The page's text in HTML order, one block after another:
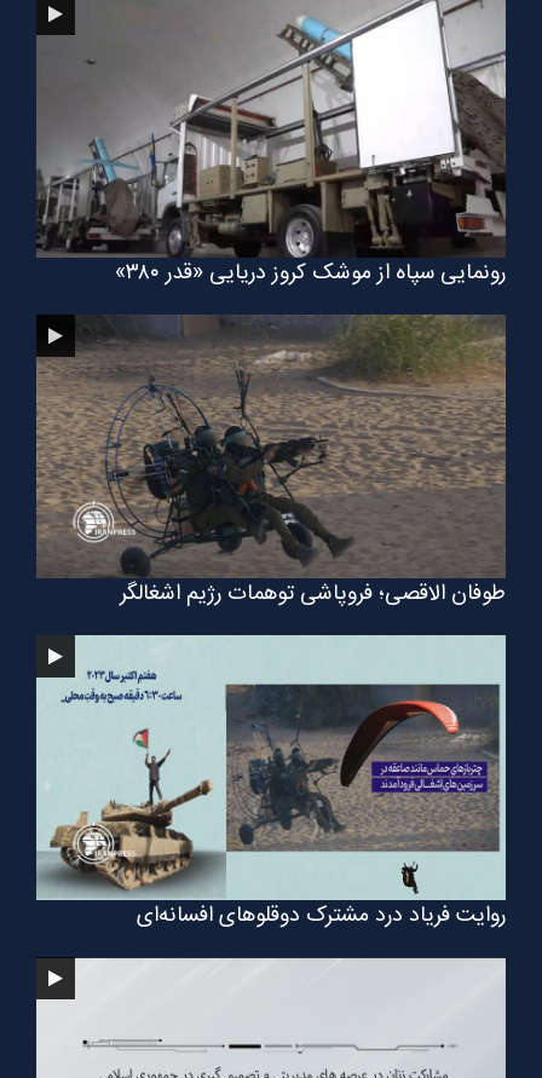
رونمایی سپاه از موشک کروز دریایی «قدر ۳۸۰»
طوفان الاقصی؛ فروپاشی توهمات رژیم اشغالگر
روایت فریاد درد مشترک دوقلوهای افسانه‌ای